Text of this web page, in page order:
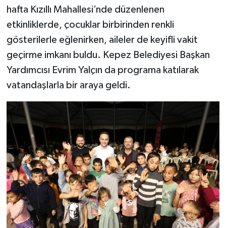
hafta Kızıllı Mahallesi’nde düzenlenen
etkinliklerde, çocuklar birbirinden renkli
gösterilerle eğlenirken, aileler de keyifli vakit
geçirme imkanı buldu. Kepez Belediyesi Başkan
Yardımcısı Evrim Yalçın da programa katılarak
vatandaşlarla bir araya geldi.